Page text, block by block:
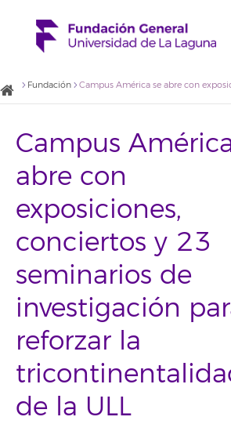
Fundación
Campus
abre con
exposiciones,
conciertos y 23
seminarios de
investigación
reforzar la
de la ULL